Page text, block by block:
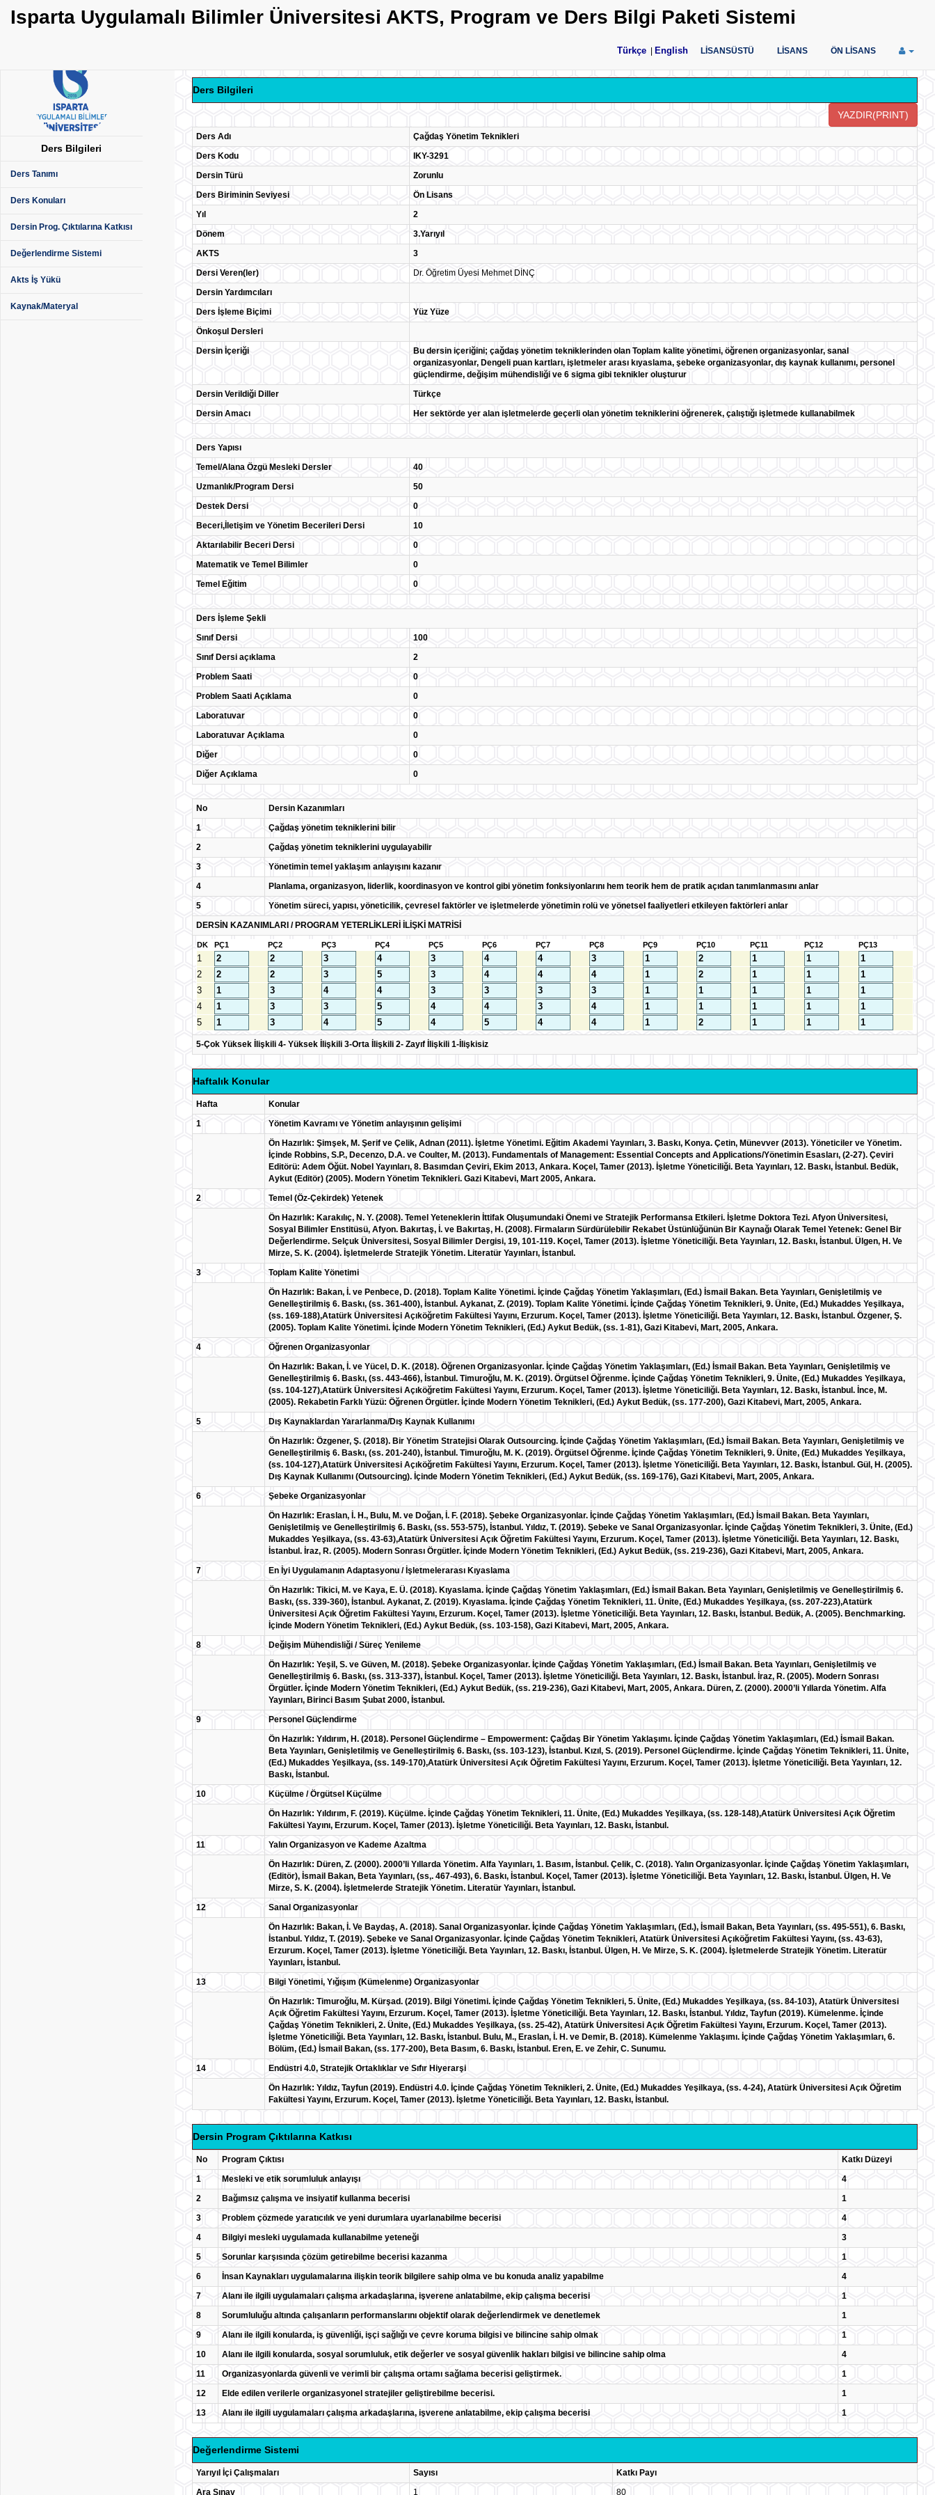
Isparta Uygulamalı Bilimler Üniversitesi AKTS, Program ve Ders Bilgi Paketi Sistemi
Türkçe English LİSANSÜSTÜ LİSANS ÖN LİSANS
Ders Bilgileri
Ders Tanımı
Ders Konuları
Dersin Prog. Çıktılarına Katkısı
Değerlendirme Sistemi
Akts İş Yükü
Kaynak/Materyal
Ders Bilgileri
Ders Adı
Çağdaş Yönetim Teknikleri
Ders Kodu
IKY-3291
Dersin Türü
Zorunlu
Ders Biriminin Seviyesi
Ön Lisans
Yıl
2
Dönem
3.Yarıyıl
AKTS
3
Dersi Veren(ler)
Dr. Öğretim Üyesi Mehmet DİNÇ
Dersin Yardımcıları
Ders İşleme Biçimi
Yüz Yüze
Önkoşul Dersleri
Dersin İçeriği
Bu dersin içeriğini; çağdaş yönetim tekniklerinden olan Toplam kalite yönetimi, öğrenen organizasyonlar, sanal
organizasyonlar, Dengeli puan kartları, işletmeler arası kıyaslama, şebeke organizasyonlar, dış kaynak kullanımı, personel
güçlendirme, değişim mühendisliği ve 6 sigma gibi teknikler oluşturur
Dersin Verildiği Diller
Türkçe
Dersin Amacı
Her sektörde yer alan işletmelerde geçerli olan yönetim tekniklerini öğrenerek, çalıştığı işletmede kullanabilmek
Ders Yapısı
Temel/Alana Özgü Mesleki Dersler
40
Uzmanlık/Program Dersi
50
Destek Dersi
0
Beceri,İletişim ve Yönetim Becerileri Dersi
10
Aktarılabilir Beceri Dersi
0
Matematik ve Temel Bilimler
0
Temel Eğitim
0
Ders İşleme Şekli
Sınıf Dersi
100
Sınıf Dersi açıklama
2
Problem Saati
0
Problem Saati Açıklama
0
Laboratuvar
0
Laboratuvar Açıklama
0
Diğer
0
Diğer Açıklama
0
No
Dersin Kazanımları
1
Çağdaş yönetim tekniklerini bilir
2
Çağdaş yönetim tekniklerini uygulayabilir
3
Yönetimin temel yaklaşım anlayışını kazanır
4
Planlama, organizasyon, liderlik, koordinasyon ve kontrol gibi yönetim fonksiyonlarını hem teorik hem de pratik açıdan tanımlanmasını anlar
5
Yönetim süreci, yapısı, yöneticilik, çevresel faktörler ve işletmelerde yönetimin rolü ve yönetsel faaliyetleri etkileyen faktörleri anlar
DERSİN KAZANIMLARI / PROGRAM YETERLİKLERİ İLİŞKİ MATRİSİ
DK PÇ1 PÇ2 PÇ3 PÇ4 PÇ5 PÇ6 PÇ7 PÇ8 PÇ9 PÇ10 PÇ11 PÇ12 PÇ13
1
2
3
4
5
5-Çok Yüksek İlişkili 4- Yüksek İlişkili 3-Orta İlişkili 2- Zayıf İlişkili 1-İlişkisiz
Haftalık Konular
Hafta
Konular
1
Yönetim Kavramı ve Yönetim anlayışının gelişimi
Ön Hazırlık: Şimşek, M. Şerif ve Çelik, Adnan (2011). İşletme Yönetimi. Eğitim Akademi Yayınları, 3. Baskı, Konya. Çetin, Münevver (2013). Yöneticiler ve Yönetim.
İçinde Robbins, S.P., Decenzo, D.A. ve Coulter, M. (2013). Fundamentals of Management: Essential Concepts and Applications/Yönetimin Esasları, (2-27). Çeviri
Editörü: Adem Öğüt. Nobel Yayınları, 8. Basımdan Çeviri, Ekim 2013, Ankara. Koçel, Tamer (2013). İşletme Yöneticiliği. Beta Yayınları, 12. Baskı, İstanbul. Bedük,
Aykut (Editör) (2005). Modern Yönetim Teknikleri. Gazi Kitabevi, Mart 2005, Ankara.
2
Temel (Öz-Çekirdek) Yetenek
Ön Hazırlık: Karakılıç, N. Y. (2008). Temel Yeteneklerin İttifak Oluşumundaki Önemi ve Stratejik Performansa Etkileri. İşletme Doktora Tezi. Afyon Üniversitesi,
Sosyal Bilimler Enstitüsü, Afyon. Bakırtaş, İ. ve Bakırtaş, H. (2008). Firmaların Sürdürülebilir Rekabet Üstünlüğünün Bir Kaynağı Olarak Temel Yetenek: Genel Bir
Değerlendirme. Selçuk Üniversitesi, Sosyal Bilimler Dergisi, 19, 101-119. Koçel, Tamer (2013). İşletme Yöneticiliği. Beta Yayınları, 12. Baskı, İstanbul. Ülgen, H. Ve
Mirze, S. K. (2004). İşletmelerde Stratejik Yönetim. Literatür Yayınları, İstanbul.
3
Toplam Kalite Yönetimi
Ön Hazırlık: Bakan, İ. ve Penbece, D. (2018). Toplam Kalite Yönetimi. İçinde Çağdaş Yönetim Yaklaşımları, (Ed.) İsmail Bakan. Beta Yayınları, Genişletilmiş ve
Genelleştirilmiş 6. Baskı, (ss. 361-400), İstanbul. Aykanat, Z. (2019). Toplam Kalite Yönetimi. İçinde Çağdaş Yönetim Teknikleri, 9. Ünite, (Ed.) Mukaddes Yeşilkaya,
(ss. 169-188),Atatürk Üniversitesi Açıköğretim Fakültesi Yayını, Erzurum. Koçel, Tamer (2013). İşletme Yöneticiliği. Beta Yayınları, 12. Baskı, İstanbul. Özgener, Ş.
(2005). Toplam Kalite Yönetimi. İçinde Modern Yönetim Teknikleri, (Ed.) Aykut Bedük, (ss. 1-81), Gazi Kitabevi, Mart, 2005, Ankara.
4
Öğrenen Organizasyonlar
Ön Hazırlık: Bakan, İ. ve Yücel, D. K. (2018). Öğrenen Organizasyonlar. İçinde Çağdaş Yönetim Yaklaşımları, (Ed.) İsmail Bakan. Beta Yayınları, Genişletilmiş ve
Genelleştirilmiş 6. Baskı, (ss. 443-466), İstanbul. Timuroğlu, M. K. (2019). Örgütsel Öğrenme. İçinde Çağdaş Yönetim Teknikleri, 9. Ünite, (Ed.) Mukaddes Yeşilkaya,
(ss. 104-127),Atatürk Üniversitesi Açıköğretim Fakültesi Yayını, Erzurum. Koçel, Tamer (2013). İşletme Yöneticiliği. Beta Yayınları, 12. Baskı, İstanbul. İnce, M.
(2005). Rekabetin Farklı Yüzü: Öğrenen Örgütler. İçinde Modern Yönetim Teknikleri, (Ed.) Aykut Bedük, (ss. 177-200), Gazi Kitabevi, Mart, 2005, Ankara.
5
Dış Kaynaklardan Yararlanma/Dış Kaynak Kullanımı
Ön Hazırlık: Özgener, Ş. (2018). Bir Yönetim Stratejisi Olarak Outsourcing. İçinde Çağdaş Yönetim Yaklaşımları, (Ed.) İsmail Bakan. Beta Yayınları, Genişletilmiş ve
Genelleştirilmiş 6. Baskı, (ss. 201-240), İstanbul. Timuroğlu, M. K. (2019). Örgütsel Öğrenme. İçinde Çağdaş Yönetim Teknikleri, 9. Ünite, (Ed.) Mukaddes Yeşilkaya,
(ss. 104-127),Atatürk Üniversitesi Açıköğretim Fakültesi Yayını, Erzurum. Koçel, Tamer (2013). İşletme Yöneticiliği. Beta Yayınları, 12. Baskı, İstanbul. Gül, H. (2005).
Dış Kaynak Kullanımı (Outsourcing). İçinde Modern Yönetim Teknikleri, (Ed.) Aykut Bedük, (ss. 169-176), Gazi Kitabevi, Mart, 2005, Ankara.
6
Şebeke Organizasyonlar
Ön Hazırlık: Eraslan, İ. H., Bulu, M. ve Doğan, İ. F. (2018). Şebeke Organizasyonlar. İçinde Çağdaş Yönetim Yaklaşımları, (Ed.) İsmail Bakan. Beta Yayınları,
Genişletilmiş ve Genelleştirilmiş 6. Baskı, (ss. 553-575), İstanbul. Yıldız, T. (2019). Şebeke ve Sanal Organizasyonlar. İçinde Çağdaş Yönetim Teknikleri, 3. Ünite, (Ed.)
Mukaddes Yeşilkaya, (ss. 43-63),Atatürk Üniversitesi Açık Öğretim Fakültesi Yayını, Erzurum. Koçel, Tamer (2013). İşletme Yöneticiliği. Beta Yayınları, 12. Baskı,
İstanbul. İraz, R. (2005). Modern Sonrası Örgütler. İçinde Modern Yönetim Teknikleri, (Ed.) Aykut Bedük, (ss. 219-236), Gazi Kitabevi, Mart, 2005, Ankara.
7
En İyi Uygulamanın Adaptasyonu / İşletmelerarası Kıyaslama
Ön Hazırlık: Tikici, M. ve Kaya, E. Ü. (2018). Kıyaslama. İçinde Çağdaş Yönetim Yaklaşımları, (Ed.) İsmail Bakan. Beta Yayınları, Genişletilmiş ve Genelleştirilmiş 6.
Baskı, (ss. 339-360), İstanbul. Aykanat, Z. (2019). Kıyaslama. İçinde Çağdaş Yönetim Teknikleri, 11. Ünite, (Ed.) Mukaddes Yeşilkaya, (ss. 207-223),Atatürk
Üniversitesi Açık Öğretim Fakültesi Yayını, Erzurum. Koçel, Tamer (2013). İşletme Yöneticiliği. Beta Yayınları, 12. Baskı, İstanbul. Bedük, A. (2005). Benchmarking.
İçinde Modern Yönetim Teknikleri, (Ed.) Aykut Bedük, (ss. 103-158), Gazi Kitabevi, Mart, 2005, Ankara.
8
Değişim Mühendisliği / Süreç Yenileme
Ön Hazırlık: Yeşil, S. ve Güven, M. (2018). Şebeke Organizasyonlar. İçinde Çağdaş Yönetim Yaklaşımları, (Ed.) İsmail Bakan. Beta Yayınları, Genişletilmiş ve
Genelleştirilmiş 6. Baskı, (ss. 313-337), İstanbul. Koçel, Tamer (2013). İşletme Yöneticiliği. Beta Yayınları, 12. Baskı, İstanbul. İraz, R. (2005). Modern Sonrası
Örgütler. İçinde Modern Yönetim Teknikleri, (Ed.) Aykut Bedük, (ss. 219-236), Gazi Kitabevi, Mart, 2005, Ankara. Düren, Z. (2000). 2000’li Yıllarda Yönetim. Alfa
Yayınları, Birinci Basım Şubat 2000, İstanbul.
9
Personel Güçlendirme
Ön Hazırlık: Yıldırım, H. (2018). Personel Güçlendirme – Empowerment: Çağdaş Bir Yönetim Yaklaşımı. İçinde Çağdaş Yönetim Yaklaşımları, (Ed.) İsmail Bakan.
Beta Yayınları, Genişletilmiş ve Genelleştirilmiş 6. Baskı, (ss. 103-123), İstanbul. Kızıl, S. (2019). Personel Güçlendirme. İçinde Çağdaş Yönetim Teknikleri, 11. Ünite,
(Ed.) Mukaddes Yeşilkaya, (ss. 149-170),Atatürk Üniversitesi Açık Öğretim Fakültesi Yayını, Erzurum. Koçel, Tamer (2013). İşletme Yöneticiliği. Beta Yayınları, 12.
Baskı, İstanbul.
10
Küçülme / Örgütsel Küçülme
Ön Hazırlık: Yıldırım, F. (2019). Küçülme. İçinde Çağdaş Yönetim Teknikleri, 11. Ünite, (Ed.) Mukaddes Yeşilkaya, (ss. 128-148),Atatürk Üniversitesi Açık Öğretim
Fakültesi Yayını, Erzurum. Koçel, Tamer (2013). İşletme Yöneticiliği. Beta Yayınları, 12. Baskı, İstanbul.
11
Yalın Organizasyon ve Kademe Azaltma
Ön Hazırlık: Düren, Z. (2000). 2000’li Yıllarda Yönetim. Alfa Yayınları, 1. Basım, İstanbul. Çelik, C. (2018). Yalın Organizasyonlar. İçinde Çağdaş Yönetim Yaklaşımları,
(Editör), İsmail Bakan, Beta Yayınları, (ss,. 467-493), 6. Baskı, İstanbul. Koçel, Tamer (2013). İşletme Yöneticiliği. Beta Yayınları, 12. Baskı, İstanbul. Ülgen, H. Ve
Mirze, S. K. (2004). İşletmelerde Stratejik Yönetim. Literatür Yayınları, İstanbul.
12
Sanal Organizasyonlar
Ön Hazırlık: Bakan, İ. Ve Baydaş, A. (2018). Sanal Organizasyonlar. İçinde Çağdaş Yönetim Yaklaşımları, (Ed.), İsmail Bakan, Beta Yayınları, (ss. 495-551), 6. Baskı,
İstanbul. Yıldız, T. (2019). Şebeke ve Sanal Organizasyonlar. İçinde Çağdaş Yönetim Teknikleri, Atatürk Üniversitesi Açıköğretim Fakültesi Yayını, (ss. 43-63),
Erzurum. Koçel, Tamer (2013). İşletme Yöneticiliği. Beta Yayınları, 12. Baskı, İstanbul. Ülgen, H. Ve Mirze, S. K. (2004). İşletmelerde Stratejik Yönetim. Literatür
Yayınları, İstanbul.
13
Bilgi Yönetimi, Yığışım (Kümelenme) Organizasyonlar
Ön Hazırlık: Timuroğlu, M. Kürşad. (2019). Bilgi Yönetimi. İçinde Çağdaş Yönetim Teknikleri, 5. Ünite, (Ed.) Mukaddes Yeşilkaya, (ss. 84-103), Atatürk Üniversitesi
Açık Öğretim Fakültesi Yayını, Erzurum. Koçel, Tamer (2013). İşletme Yöneticiliği. Beta Yayınları, 12. Baskı, İstanbul. Yıldız, Tayfun (2019). Kümelenme. İçinde
Çağdaş Yönetim Teknikleri, 2. Ünite, (Ed.) Mukaddes Yeşilkaya, (ss. 25-42), Atatürk Üniversitesi Açık Öğretim Fakültesi Yayını, Erzurum. Koçel, Tamer (2013).
İşletme Yöneticiliği. Beta Yayınları, 12. Baskı, İstanbul. Bulu, M., Eraslan, İ. H. ve Demir, B. (2018). Kümelenme Yaklaşımı. İçinde Çağdaş Yönetim Yaklaşımları, 6.
Bölüm, (Ed.) İsmail Bakan, (ss. 177-200), Beta Basım, 6. Baskı, İstanbul. Eren, E. ve Zehir, C. Sunumu.
14
Endüstri 4.0, Stratejik Ortaklıklar ve Sıfır Hiyerarşi
Ön Hazırlık: Yıldız, Tayfun (2019). Endüstri 4.0. İçinde Çağdaş Yönetim Teknikleri, 2. Ünite, (Ed.) Mukaddes Yeşilkaya, (ss. 4-24), Atatürk Üniversitesi Açık Öğretim
Fakültesi Yayını, Erzurum. Koçel, Tamer (2013). İşletme Yöneticiliği. Beta Yayınları, 12. Baskı, İstanbul.
Dersin Program Çıktılarına Katkısı
No Program Çıktısı
Katkı Düzeyi
1
Mesleki ve etik sorumluluk anlayışı
4
2
Bağımsız çalışma ve insiyatif kullanma becerisi
1
3
Problem çözmede yaratıcılık ve yeni durumlara uyarlanabilme becerisi
4
4
Bilgiyi mesleki uygulamada kullanabilme yeteneği
3
5
Sorunlar karşısında çözüm getirebilme becerisi kazanma
1
6
İnsan Kaynakları uygulamalarına ilişkin teorik bilgilere sahip olma ve bu konuda analiz yapabilme
4
7
Alanı ile ilgili uygulamaları çalışma arkadaşlarına, işverene anlatabilme, ekip çalışma becerisi
1
8
Sorumluluğu altında çalışanların performanslarını objektif olarak değerlendirmek ve denetlemek
1
9
Alanı ile ilgili konularda, iş güvenliği, işçi sağlığı ve çevre koruma bilgisi ve bilincine sahip olmak
1
10
Alanı ile ilgili konularda, sosyal sorumluluk, etik değerler ve sosyal güvenlik hakları bilgisi ve bilincine sahip olma
4
11
Organizasyonlarda güvenli ve verimli bir çalışma ortamı sağlama becerisi geliştirmek.
1
12
Elde edilen verilerle organizasyonel stratejiler geliştirebilme becerisi.
1
13
Alanı ile ilgili uygulamaları çalışma arkadaşlarına, işverene anlatabilme, ekip çalışma becerisi 1
Değerlendirme Sistemi
Yarıyıl İçi Çalışmaları Sayısı
Katkı Payı
Ara Sınav
1 80